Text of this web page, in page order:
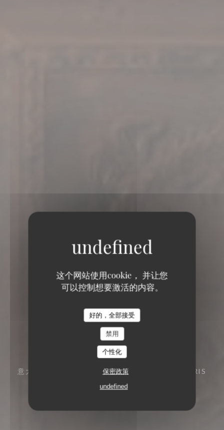
这个网站使用cookie， 并让您
可以控制想要激活的内容。
好的，全部接受
禁用
个性化
保密政策
undefined
意大利餐厅 13 RUE DE MEZIERES 75006 PARIS